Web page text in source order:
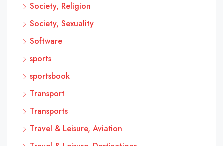
Society, Religion
Society, Sexuality
Software
sports
sportsbook
Transport
Transports
Travel & Leisure, Aviation